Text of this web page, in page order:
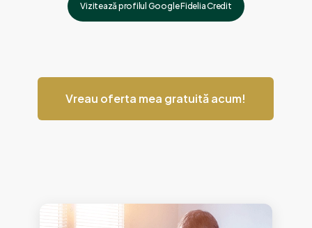
Vizitează profilul Google Fidelia Credit
Vreau oferta mea gratuită acum!